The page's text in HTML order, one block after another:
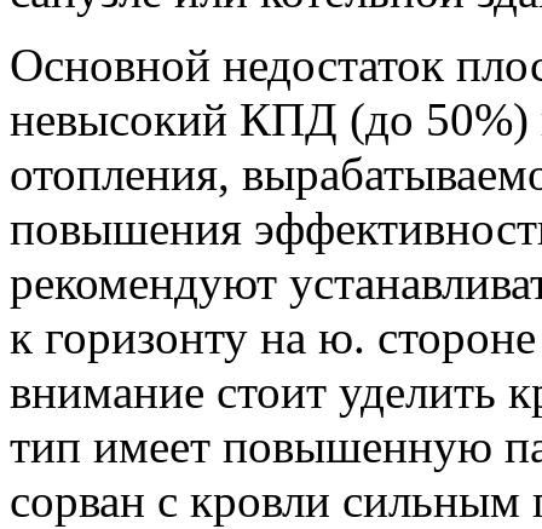
Основной недостаток
невысокий КПД (до 50%)
отопления,
повышения
рекомендуют
к горизонту на ю.
внимание стоит уделить
тип имеет повышенную
сорван с кровли сильным